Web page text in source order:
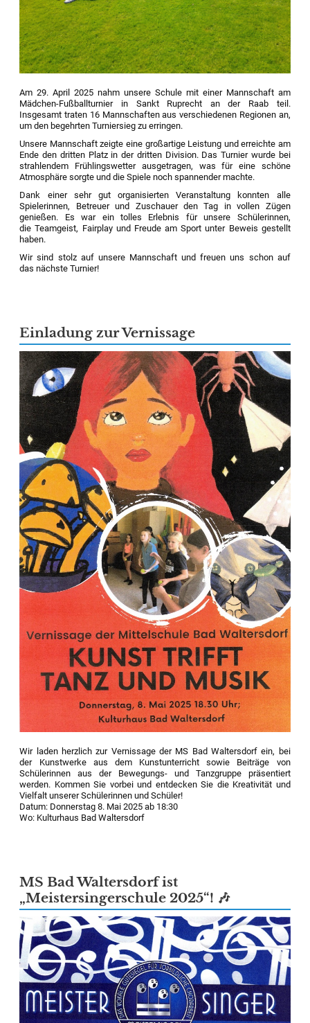
Am 29. April 2025 nahm unsere Schule mit einer Mannschaft am
Mädchen-Fußballturnier in Sankt Ruprecht an der Raab teil.
Insgesamt traten 16 Mannschaften aus verschiedenen Regionen an,
um den begehrten Turniersieg zu erringen.
Unsere Mannschaft zeigte eine großartige Leistung und erreichte am
Ende den dritten Platz in der dritten Division. Das Turnier wurde bei
strahlendem Frühlingswetter ausgetragen, was für eine schöne
Atmosphäre sorgte und die Spiele noch spannender machte.
Dank einer sehr gut organisierten Veranstaltung konnten alle
Spielerinnen, Betreuer und Zuschauer den Tag in vollen Zügen
genießen. Es war ein tolles Erlebnis für unsere Schülerinnen,
die Teamgeist, Fairplay und Freude am Sport unter Beweis gestellt
haben.
Wir sind stolz auf unsere Mannschaft und freuen uns schon auf
das nächste Turnier!
Einladung zur Vernissage
Wir laden herzlich zur Vernissage der MS Bad Waltersdorf ein, bei
der Kunstwerke aus dem Kunstunterricht sowie Beiträge von
Schülerinnen aus der Bewegungs- und Tanzgruppe präsentiert
werden. Kommen Sie vorbei und entdecken Sie die Kreativität und
Vielfalt unserer Schülerinnen und Schüler!
Datum: Donnerstag 8. Mai 2025 ab 18:30
Wo: Kulturhaus Bad Waltersdorf
MS Bad Waltersdorf ist
„Meistersingerschule 2025“! 🎶